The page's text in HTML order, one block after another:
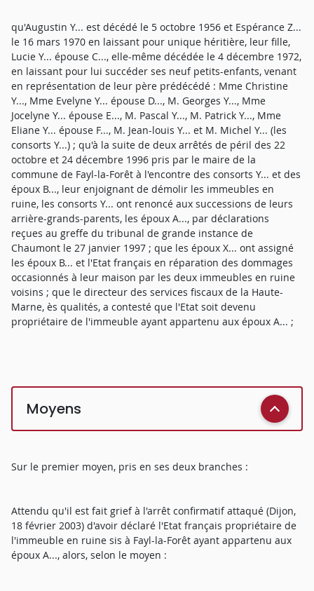
qu'Augustin Y... est décédé le 5 octobre 1956 et Espérance Z...
le 16 mars 1970 en laissant pour unique héritière, leur fille,
Lucie Y... épouse C..., elle-même décédée le 4 décembre 1972,
en laissant pour lui succéder ses neuf petits-enfants, venant
en représentation de leur père prédécédé : Mme Christine
Y..., Mme Evelyne Y... épouse D..., M. Georges Y..., Mme
Jocelyne Y... épouse E..., M. Pascal Y..., M. Patrick Y..., Mme
Eliane Y... épouse F..., M. Jean-louis Y... et M. Michel Y... (les
consorts Y...) ; qu'à la suite de deux arrêtés de péril des 22
octobre et 24 décembre 1996 pris par le maire de la
commune de Fayl-la-Forêt à l'encontre des consorts Y... et des
époux B..., leur enjoignant de démolir les immeubles en
ruine, les consorts Y... ont renoncé aux successions de leurs
arrière-grands-parents, les époux A..., par déclarations
reçues au greffe du tribunal de grande instance de
Chaumont le 27 janvier 1997 ; que les époux X... ont assigné
les époux B... et l'Etat français en réparation des dommages
occasionnés à leur maison par les deux immeubles en ruine
voisins ; que le directeur des services fiscaux de la Haute-
Marne, ès qualités, a contesté que l'Etat soit devenu
propriétaire de l'immeuble ayant appartenu aux époux A... ;
Moyens
Sur le premier moyen, pris en ses deux branches :
Attendu qu'il est fait grief à l'arrêt confirmatif attaqué (Dijon,
18 février 2003) d'avoir déclaré l'Etat français propriétaire de
l'immeuble en ruine sis à Fayl-la-Forêt ayant appartenu aux
époux A..., alors, selon le moyen :